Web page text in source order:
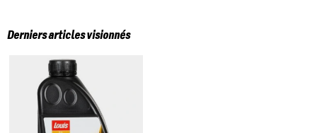
Derniers articles visionnés